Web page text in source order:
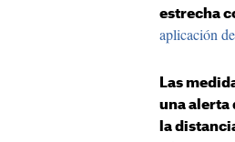
estrecha
aplicación
Las
una alerta
la